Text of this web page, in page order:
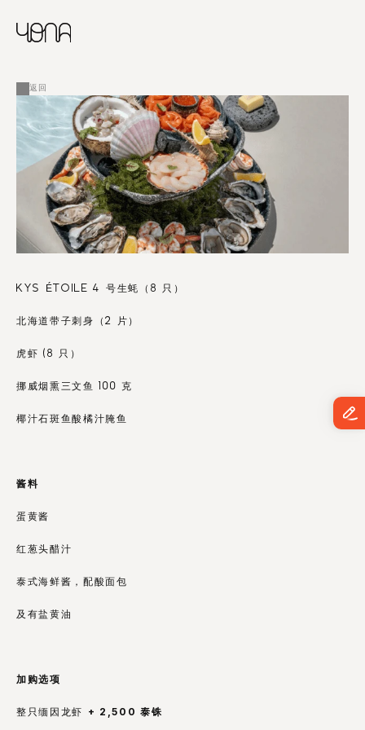
ARABIC
返回
KYS ÉTOILE 4 号生蚝（8 只）
北海道带子刺身（2 片）
虎虾 (8 只）
挪威烟熏三文鱼 100 克
椰汁石斑鱼酸橘汁腌鱼
酱料
蛋黄酱
红葱头醋汁
泰式海鲜酱，配酸面包
及有盐黄油
加购选项
整只缅因龙虾 + 2,500 泰铢